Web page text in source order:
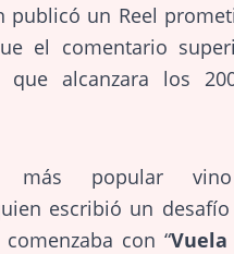
publicó un Reel
el comentario
que alcanzara los
más popular
escribió un
con “